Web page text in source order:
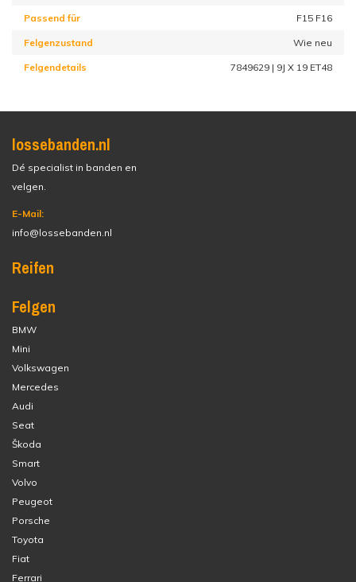
Passend für F15 F16
Felgenzustand Wie neu
Felgendetails 7849629 | 9J X 19 ET48
lossebanden.nl
Dé specialist in banden en
velgen.
E-Mail:
info@lossebanden.nl
Reifen
Felgen
BMW
Mini
Volkswagen
Mercedes
Audi
Seat
Škoda
Smart
Volvo
Peugeot
Porsche
Toyota
Fiat
Ferrari